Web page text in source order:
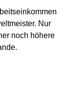
Nur
noch höhere